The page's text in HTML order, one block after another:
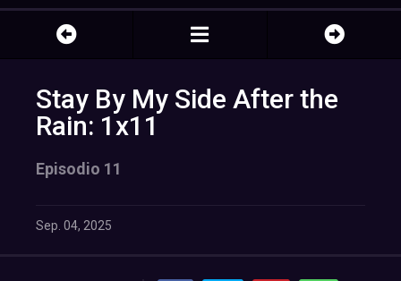
Stay By My Side After the
Rain: 1x11
Episodio 11
Sep. 04, 2025